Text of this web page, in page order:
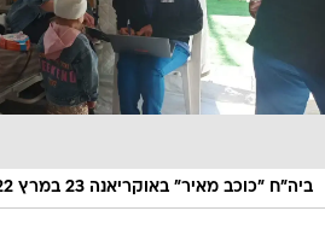
ביה"ח "כוכב מאיר" באוקריאנה 23 במרץ 2022